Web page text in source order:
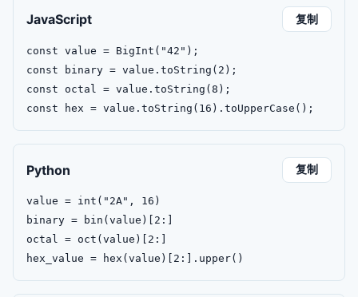
JavaScript 复制
const value = BigInt("42");
const binary = value.toString(2);
const octal = value.toString(8);
const hex = value.toString(16).toUpperCase();
Python 复制
value = int("2A", 16)
binary = bin(value)[2:]
octal = oct(value)[2:]
hex_value = hex(value)[2:].upper()